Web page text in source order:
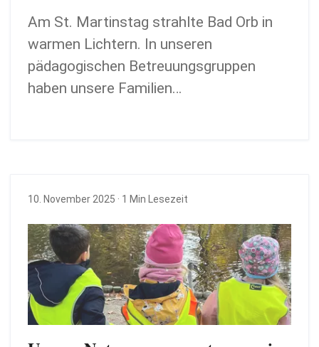
Am St. Martinstag strahlte Bad Orb in
warmen Lichtern. In unseren
pädagogischen Betreuungsgruppen
haben unsere Familien…
10. November 2025 · 1 Min Lesezeit